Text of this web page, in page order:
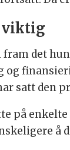
viktig
fram det
satt den
på
å